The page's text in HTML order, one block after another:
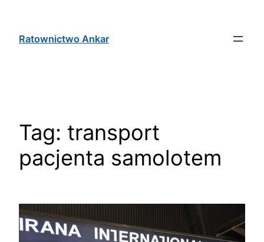
Ratownictwo Ankar
Tag: transport
pacjenta samolotem